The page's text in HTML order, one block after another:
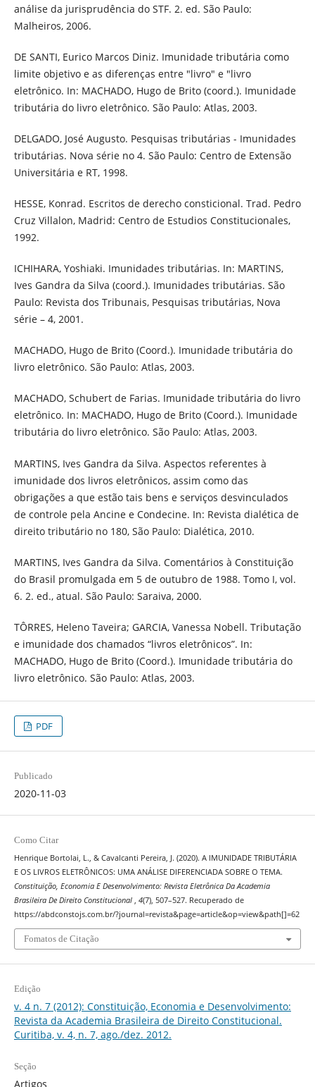
análise da jurisprudência do STF. 2. ed. São Paulo:
Malheiros, 2006.
DE SANTI, Eurico Marcos Diniz. Imunidade tributária como
limite objetivo e as diferenças entre "livro" e "livro
eletrônico. In: MACHADO, Hugo de Brito (coord.). Imunidade
tributária do livro eletrônico. São Paulo: Atlas, 2003.
DELGADO, José Augusto. Pesquisas tributárias - Imunidades
tributárias. Nova série no 4. São Paulo: Centro de Extensão
Universitária e RT, 1998.
HESSE, Konrad. Escritos de derecho consticional. Trad. Pedro
Cruz Villalon, Madrid: Centro de Estudios Constitucionales,
1992.
ICHIHARA, Yoshiaki. Imunidades tributárias. In: MARTINS,
Ives Gandra da Silva (coord.). Imunidades tributárias. São
Paulo: Revista dos Tribunais, Pesquisas tributárias, Nova
série – 4, 2001.
MACHADO, Hugo de Brito (Coord.). Imunidade tributária do
livro eletrônico. São Paulo: Atlas, 2003.
MACHADO, Schubert de Farias. Imunidade tributária do livro
eletrônico. In: MACHADO, Hugo de Brito (Coord.). Imunidade
tributária do livro eletrônico. São Paulo: Atlas, 2003.
MARTINS, Ives Gandra da Silva. Aspectos referentes à
imunidade dos livros eletrônicos, assim como das
obrigações a que estão tais bens e serviços desvinculados
de controle pela Ancine e Condecine. In: Revista dialética de
direito tributário no 180, São Paulo: Dialética, 2010.
MARTINS, Ives Gandra da Silva. Comentários à Constituição
do Brasil promulgada em 5 de outubro de 1988. Tomo I, vol.
6. 2. ed., atual. São Paulo: Saraiva, 2000.
TÔRRES, Heleno Taveira; GARCIA, Vanessa Nobell. Tributação
e imunidade dos chamados “livros eletrônicos”. In:
MACHADO, Hugo de Brito (Coord.). Imunidade tributária do
livro eletrônico. São Paulo: Atlas, 2003.
PDF
Publicado
2020-11-03
Como Citar
Henrique Bortolai, L., & Cavalcanti Pereira, J. (2020). A IMUNIDADE TRIBUTÁRIA
E OS LIVROS ELETRÔNICOS: UMA ANÁLISE DIFERENCIADA SOBRE O TEMA.
Constituição, Economia E Desenvolvimento: Revista Eletrônica Da Academia
Brasileira De Direito Constitucional
4(7), 507–527. Recuperado de
https://abdconstojs.com.br/?journal=revista&page=article&op=view&path[]=62
Fomatos de Citação
Edição
v. 4 n. 7 (2012): Constituição, Economia e Desenvolvimento:
Revista da Academia Brasileira de Direito Constitucional.
Curitiba, v. 4, n. 7, ago./dez. 2012.
Seção
Artigos